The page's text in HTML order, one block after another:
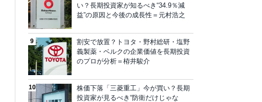
い？長期投資家が知るべき“34.9％減
益”の原因と今後の成長性＝元村浩之
割安で放置？トヨタ・野村総研・塩野
義製薬・ベルクの企業価値を長期投資
のプロが分析＝栫井駿介
株価下落「三菱重工」今が買い？長期
投資家が見るべき“防衛だけじゃな